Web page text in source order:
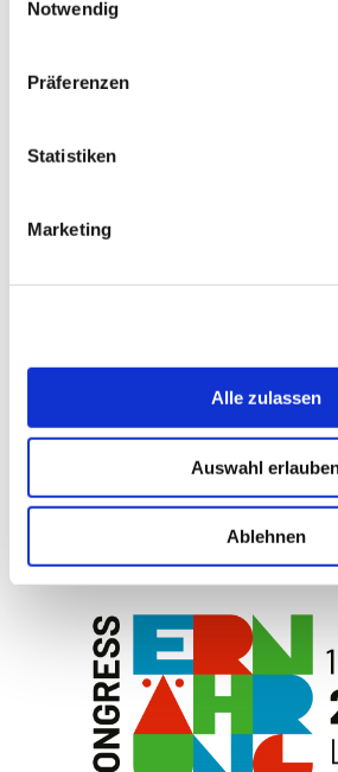
Notwendig
Präferenzen
Statistiken
Marketing
Alle zulassen
Auswahl
Ablehnen
Malnutrition Awareness
Patient*innen und
Learn more
BySteinebrunner